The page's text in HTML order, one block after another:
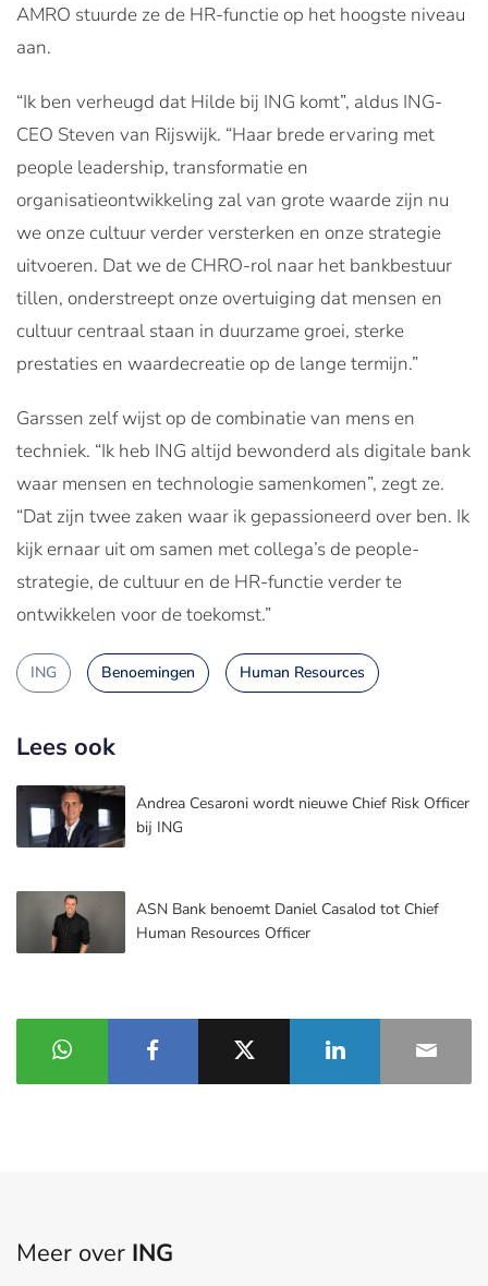
AMRO stuurde ze de HR-functie op het hoogste niveau
aan.
“Ik ben verheugd dat Hilde bij ING komt”, aldus ING-
CEO Steven van Rijswijk. “Haar brede ervaring met
people leadership, transformatie en
organisatieontwikkeling zal van grote waarde zijn nu
we onze cultuur verder versterken en onze strategie
uitvoeren. Dat we de CHRO-rol naar het bankbestuur
tillen, onderstreept onze overtuiging dat mensen en
cultuur centraal staan in duurzame groei, sterke
prestaties en waardecreatie op de lange termijn.”
Garssen zelf wijst op de combinatie van mens en
techniek. “Ik heb ING altijd bewonderd als digitale bank
waar mensen en technologie samenkomen”, zegt ze.
“Dat zijn twee zaken waar ik gepassioneerd over ben. Ik
kijk ernaar uit om samen met collega’s de people-
strategie, de cultuur en de HR-functie verder te
ontwikkelen voor de toekomst.”
ING Benoemingen Human Resources
Lees ook
Andrea Cesaroni wordt nieuwe Chief Risk Officer
bij ING
ASN Bank benoemt Daniel Casalod tot Chief
Human Resources Officer
Meer over ING